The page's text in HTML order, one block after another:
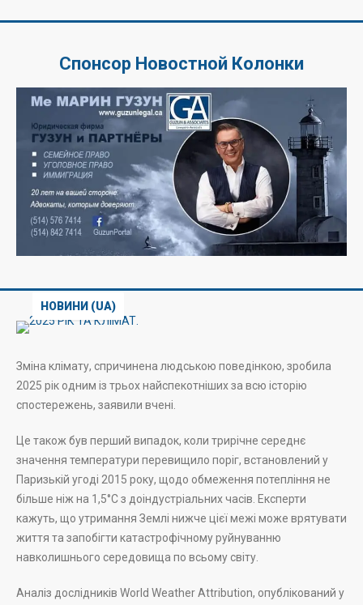
Спонсор Новостной Колонки
НОВИНИ (UA)
Зміна клімату, спричинена людською поведінкою, зробила
2025 рік одним із трьох найспекотніших за всю історію
спостережень, заявили вчені.
Це також був перший випадок, коли трирічне середнє
значення температури перевищило поріг, встановлений у
Паризькій угоді 2015 року, щодо обмеження потепління не
більше ніж на 1,5°C з доіндустріальних часів. Експерти
кажуть, що утримання Землі нижче цієї межі може врятувати
життя та запобігти катастрофічному руйнуванню
навколишнього середовища по всьому світу.
Аналіз дослідників World Weather Attribution, опублікований у